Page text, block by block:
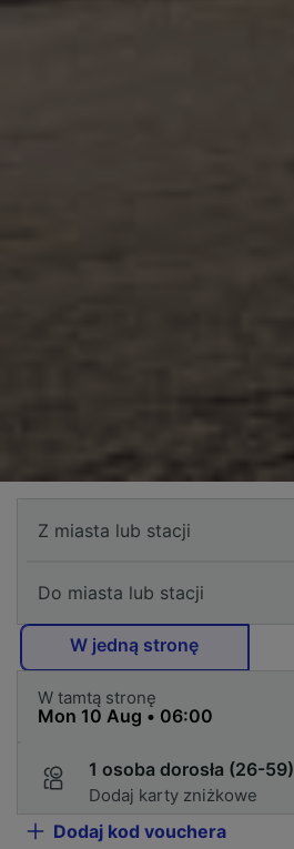
W jedną stronę
W tamtą stronę
1 osoba dorosła (26-59)
Dodaj karty zniżkowe
Dodaj kod vouchera